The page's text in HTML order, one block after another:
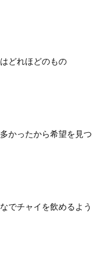
どれほどのもの
かったから希望を見つ
でチャイを飲めるよう